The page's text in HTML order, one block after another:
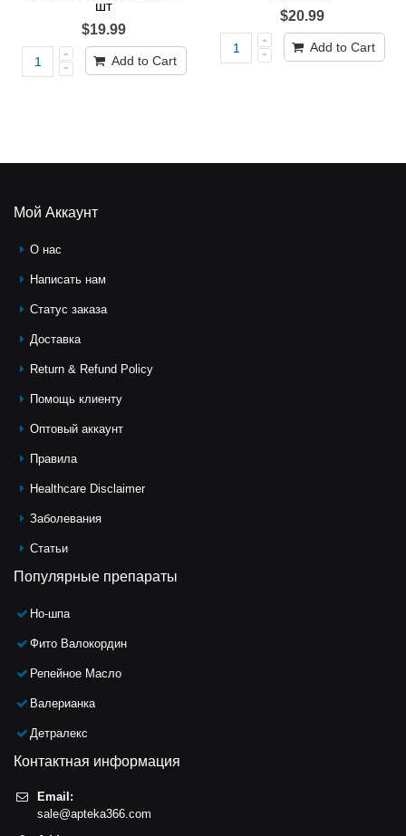
шт
$19.99
Add to Cart
$20.99
Add to Cart
Мой Аккаунт
О нас
Написать нам
Статус заказа
Доставка
Return & Refund Policy
Помощь клиeнту
Оптовый аккаунт
Правила
Healthcare Disclaimer
Заболевания
Статьи
Популярные препараты
Но-шпа
Фито Валокордин
Репейное Масло
Валерианка
Детралекс
Контактная информация
Email:
sale@apteka366.com